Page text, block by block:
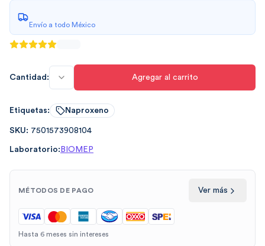
Envío a todo México
Cantidad: Agregar al carrito
Etiquetas: Naproxeno
SKU: 7501573908104
Laboratorio: BIOMEP
MÉTODOS DE PAGO Ver más
Hasta 6 meses sin intereses